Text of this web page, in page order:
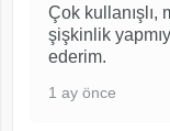
Çok kullanışlı,
şişkinlik
ederim.
1 ay önce